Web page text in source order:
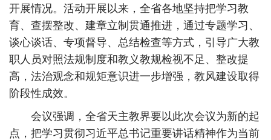
开展情况。活动开展以来，全省各地坚持把学习教
育、查摆整改、建章立制贯通推进，通过专题学习、
谈心谈话、专项督导、总结检查等方式，引导广大教
职人员对照法规制度和教义教规检视不足、整改提
高，法治观念和规矩意识进一步增强，教风建设取得
阶段性成效。
会议强调，全省天主教界要以此次会议为新的起
点，把学习贯彻习近平总书记重要讲话精神作为当前